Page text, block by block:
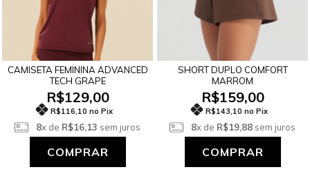
CAMISETA FEMININA ADVANCED
TECH GRAPE
R$129,00
R$116,10 no Pix
8x de R$16,13 sem juros
COMPRAR
SHORT DUPLO COMFORT
MARROM
R$159,00
R$143,10 no Pix
8x de R$19,88sem juros
COMPRAR